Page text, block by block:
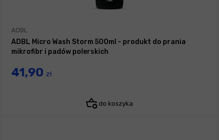
ADBL
ADBL Micro Wash Storm 500ml - produkt do prania
mikrofibr i padów polerskich
41,90 zł
do koszyka